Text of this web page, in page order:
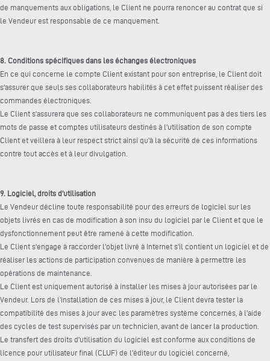
de manquements aux obligations, le Client ne pourra renoncer au contrat que si
le Vendeur est responsable de ce manquement.
8. Conditions spécifiques dans les échanges électroniques
En ce qui concerne le compte Client existant pour son entreprise, le Client doit
s'assurer que seuls ses collaborateurs habilités à cet effet puissent réaliser des
commandes électroniques.
Le Client s'assurera que ses collaborateurs ne communiquent pas à des tiers les
mots de passe et comptes utilisateurs destinés à l'utilisation de son compte
Client et veillera à leur respect strict ainsi qu'à la sécurité de ces informations
contre tout accès et à leur divulgation.
9. Logiciel, droits d'utilisation
Le Vendeur décline toute responsabilité pour des erreurs de logiciel sur les
objets livrés en cas de modification à son insu du logiciel par le Client et que le
dysfonctionnement peut être ramené à cette modification.
Le Client s'engage à raccorder l'objet livré à Internet s'il contient un logiciel et de
réaliser les actions de participation convenues de manière à permettre les
opérations de maintenance.
Le Client est uniquement autorisé à installer les mises à jour autorisées par le
Vendeur. Lors de l'installation de ces mises à jour, le Client devra tester la
compatibilité des mises à jour avec les paramètres système concernés, à l'aide
des cycles de test supervisés par un technicien, avant de lancer la production.
Le transfert des droits d'utilisation du logiciel est conforme aux conditions de
licence pour utilisateur final (CLUF) de l'éditeur du logiciel concerné,